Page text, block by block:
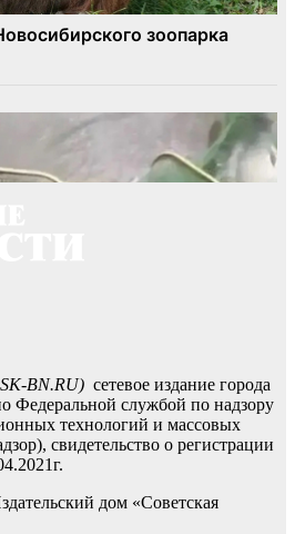
BN.RU) сетевое издание города
Федеральной службой по надзору
технологий и массовых
свидетельство о регистрации
дом «Советская